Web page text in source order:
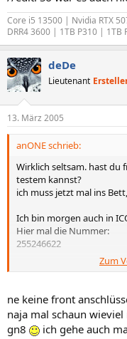
Core i5 13500 | Nvidia RTX
DRR4 3600 | 1TB P310 | 1TB
deDe
Lieutenant
13. März 2005
anONE schrieb:
Wirklich seltsam. hast du
testem kannst?
ich muss jetzt mal ins
Ich bin morgen auch in
Hier mal die Nummer:
255246622
Zum
ne keine front
naja mal schaun
gn8
ich gehe auch